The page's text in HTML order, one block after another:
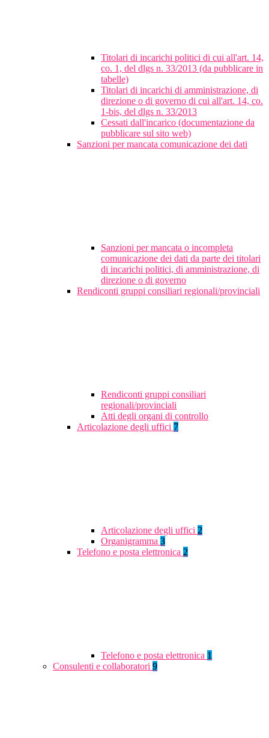
Titolari di incarichi politici di cui all'art. 14,
co. 1, del dlgs n. 33/2013 (da pubblicare in
tabelle)
Titolari di incarichi di amministrazione, di
direzione o di governo di cui all'art. 14, co.
1-bis, del dlgs n. 33/2013
Cessati dall'incarico (documentazione da
pubblicare sul sito web)
Sanzioni per mancata comunicazione dei dati
Sanzioni per mancata o incompleta
comunicazione dei dati da parte dei titolari
di incarichi politici, di amministrazione, di
direzione o di governo
Rendiconti gruppi consiliari regionali/provinciali
Rendiconti gruppi consiliari
regionali/provinciali
Atti degli organi di controllo
Articolazione degli uffici 7
Articolazione degli uffici 2
Organigramma 3
Telefono e posta elettronica 2
Telefono e posta elettronica 1
Consulenti e collaboratori 9